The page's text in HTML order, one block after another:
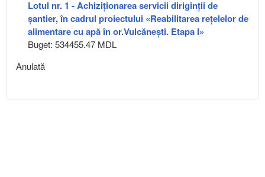
Lotul nr. 1 - Achiziţionarea servicii diriginţii de
şantier, în cadrul proiectului «Reabilitarea rețelelor de
alimentare cu apă în or.Vulcănești. Etapa I»
Buget: 534455.47 MDL
Anulată